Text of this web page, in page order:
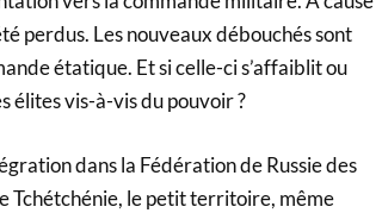
perdus. Les nouveaux débouchés sont
étatique. Et si celle-ci s’affaiblit ou
élites vis-à-vis du pouvoir ?
dans la Fédération de Russie des
Tchétchénie, le petit territoire, même